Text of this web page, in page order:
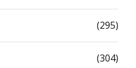
(295)
(304)